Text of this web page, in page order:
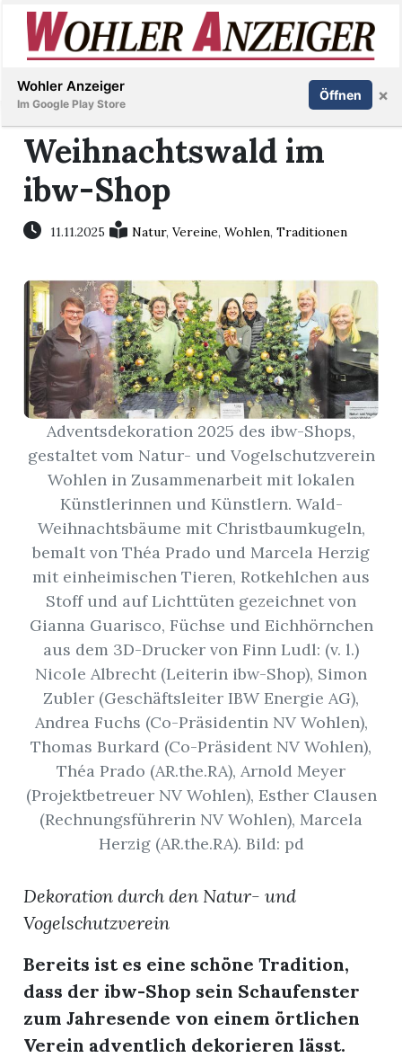
Immobilien
Veranstaltungen
Stellen
E-
Paper
Newsletter
App
Inserieren Abonnieren Anmelden
Weihnachtswald im
ibw-Shop
11.11.2025 Natur,Vereine,Wohlen,Traditionen
Adventsdekoration 2025 des ibw-Shops,
gestaltet vom Natur- und Vogelschutzverein
Wohlen in Zusammenarbeit mit lokalen
Künstlerinnen und Künstlern. Wald-
Weihnachtsbäume mit Christbaumkugeln,
bemalt von Théa Prado und Marcela Herzig
mit einheimischen Tieren, Rotkehlchen aus
Stoff und auf Lichttüten gezeichnet von
Gianna Guarisco, Füchse und Eichhörnchen
aus dem 3D-Drucker von Finn Ludl: (v. l.)
Nicole Albrecht (Leiterin ibw-Shop), Simon
Zubler (Geschäftsleiter IBW Energie AG),
Andrea Fuchs (Co-Präsidentin NV Wohlen),
Thomas Burkard (Co-Präsident NV Wohlen),
Théa Prado (AR.the.RA), Arnold Meyer
(Projektbetreuer NV Wohlen), Esther Clausen
(Rechnungsführerin NV Wohlen), Marcela
Herzig (AR.the.RA). Bild: pd
Dekoration durch den Natur- und
Vogelschutzverein
Bereits ist es eine schöne Tradition,
dass der ibw-Shop sein Schaufenster
zum Jahresende von einem örtlichen
Verein adventlich dekorieren lässt.
Wohler Anzeiger
Im Google Play Store
Öffnen ×